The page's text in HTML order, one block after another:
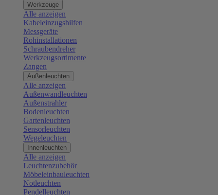
Werkzeuge
Alle anzeigen
Kabeleinzugshilfen
Messgeräte
Rohinstallationen
Schraubendreher
Werkzeugsortimente
Zangen
Außenleuchten
Alle anzeigen
Außenwandleuchten
Außenstrahler
Bodenleuchten
Gartenleuchten
Sensorleuchten
Wegeleuchten
Innenleuchten
Alle anzeigen
Leuchtenzubehör
Möbeleinbauleuchten
Notleuchten
Pendelleuchten